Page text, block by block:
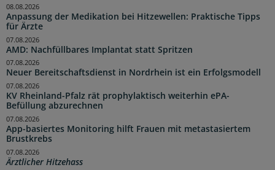
Anpassung der Medikation bei Hitzewellen: Praktische Tipps
für Ärzte
08.08.2026
AMD: Nachfüllbares Implantat statt Spritzen
07.08.2026
Neuer Bereitschaftsdienst in Nordrhein ist ein Erfolgsmodell
07.08.2026
KV Rheinland-Pfalz rät prophylaktisch weiterhin ePA-
Befüllung abzurechnen
07.08.2026
App-basiertes Monitoring hilft Frauen mit metastasiertem
Brustkrebs
07.08.2026
Ärztlicher Hitzehass
07.08.2026